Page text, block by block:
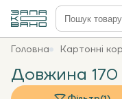
Головна Картонні
Довжина